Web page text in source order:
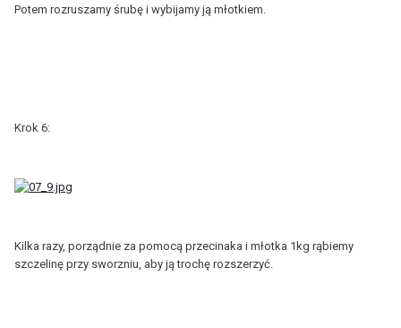
Potem rozruszamy śrubę i wybijamy ją młotkiem.
Krok 6:
Kilka razy, porządnie za pomocą przecinaka i młotka 1kg rąbiemy
szczelinę przy sworzniu, aby ją trochę rozszerzyć.